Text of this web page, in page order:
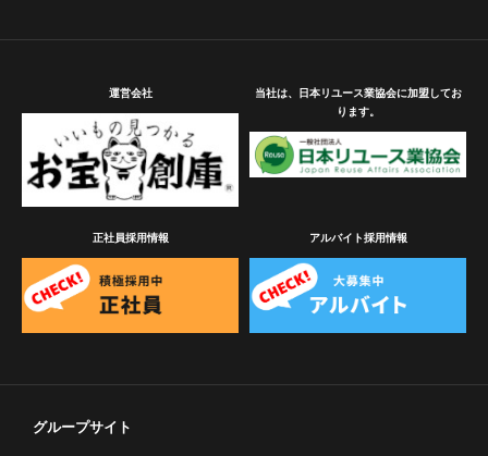
運営会社
当社は、日本リユース業協会に加盟してお
ります。
正社員採用情報 アルバイト採用情報
グループサイト